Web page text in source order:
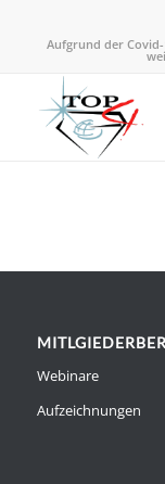
Aufgrund der
Webinare
Aufzeichnungen